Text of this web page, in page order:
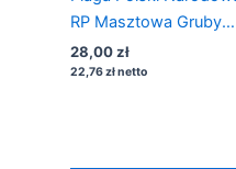
RP Masztowa Gruby
Materiał 112×70 na
drzewiec
28,00zł
22,76złnetto